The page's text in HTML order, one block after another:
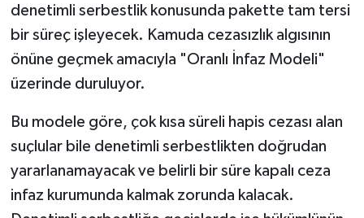
denetimli serbestlik konusunda pakette tam tersi
bir süreç işleyecek. Kamuda cezasızlık algısının
önüne geçmek amacıyla "Oranlı İnfaz Modeli"
üzerinde duruluyor.
Bu modele göre, çok kısa süreli hapis cezası alan
suçlular bile denetimli serbestlikten doğrudan
yararlanamayacak ve belirli bir süre kapalı ceza
infaz kurumunda kalmak zorunda kalacak.
TÜRKİYE
VİZYONDAKİLER
YAŞAM